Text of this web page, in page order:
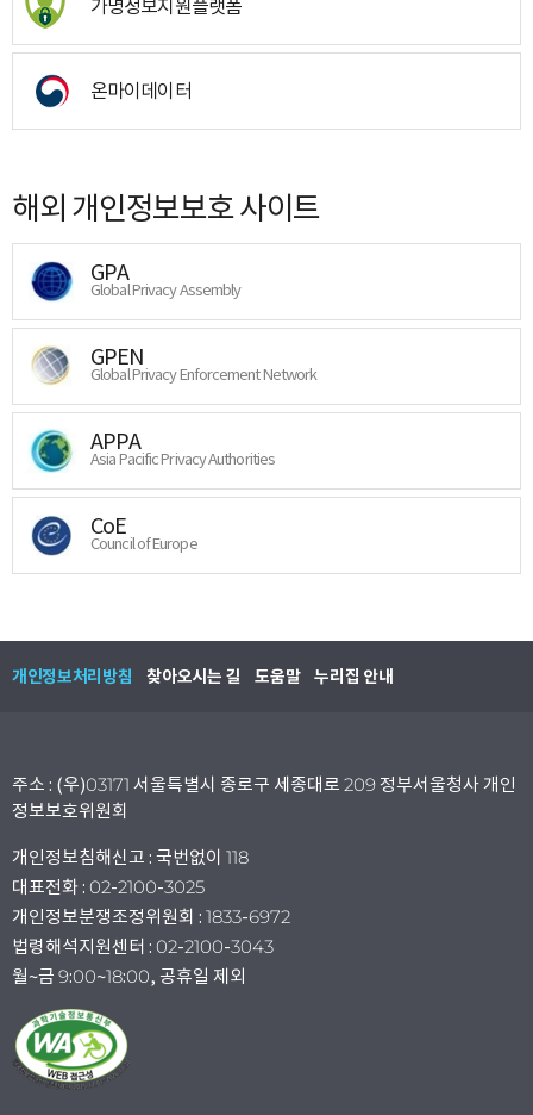
가명정보지원플랫폼
온마이데이터
해외 개인정보보호 사이트
GPA
Global Privacy Assembly
GPEN
Global Privacy Enforcement Network
APPA
Asia Pacific Privacy Authorities
CoE
Council of Europe
개인정보처리방침 찾아오시는 길 도움말 누리집 안내
주소 : (우)03171 서울특별시 종로구 세종대로 209 정부서울청사 개인
정보보호위원회
개인정보침해신고 : 국번없이 118
대표전화 : 02-2100-3025
개인정보분쟁조정위원회 : 1833-6972
법령해석지원센터 : 02-2100-3043
월~금 9:00~18:00, 공휴일 제외